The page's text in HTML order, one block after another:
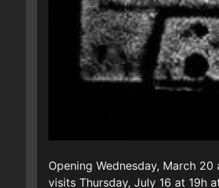
Opening Wednesday, March 20
visits Thursday, July 16 at 19h